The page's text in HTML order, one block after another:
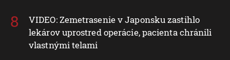
VIDEO: Zemetrasenie v Japonsku zastihlo
lekárov uprostred operácie, pacienta chránili
vlastnými telami